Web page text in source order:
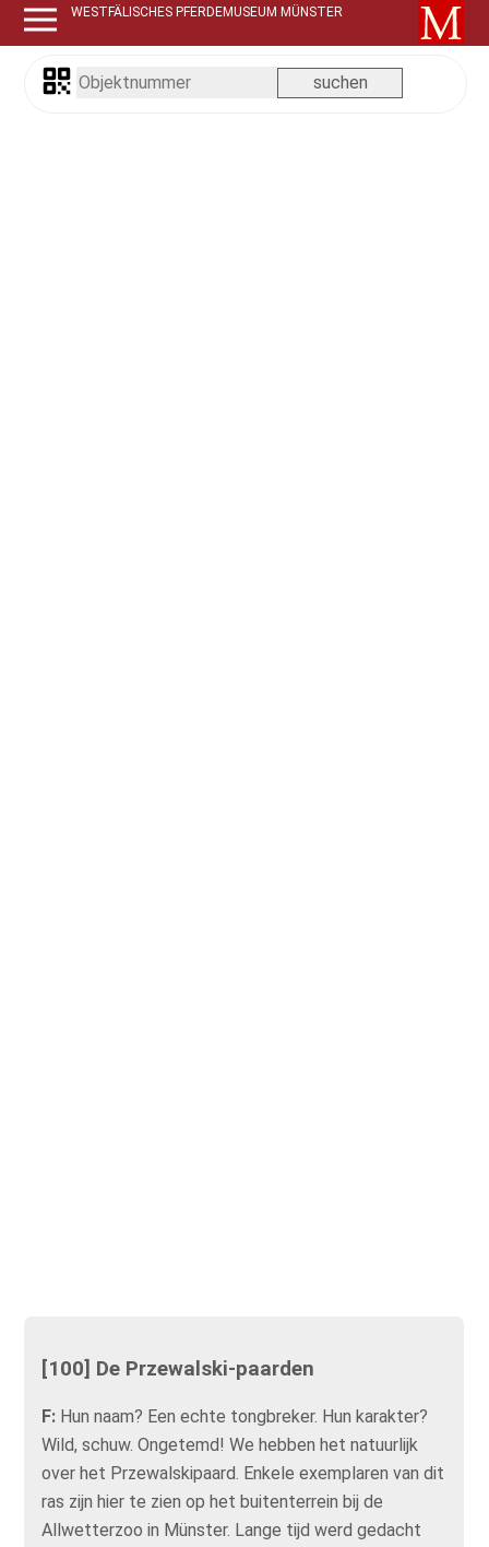
WESTFÄLISCHES PFERDEMUSEUM MÜNSTER
[100] De Przewalski-paarden
F: Hun naam? Een echte tongbreker. Hun karakter?
Wild, schuw. Ongetemd! We hebben het natuurlijk
over het Przewalskipaard. Enkele exemplaren van dit
ras zijn hier te zien op het buitenterrein bij de
Allwetterzoo in Münster. Lange tijd werd gedacht